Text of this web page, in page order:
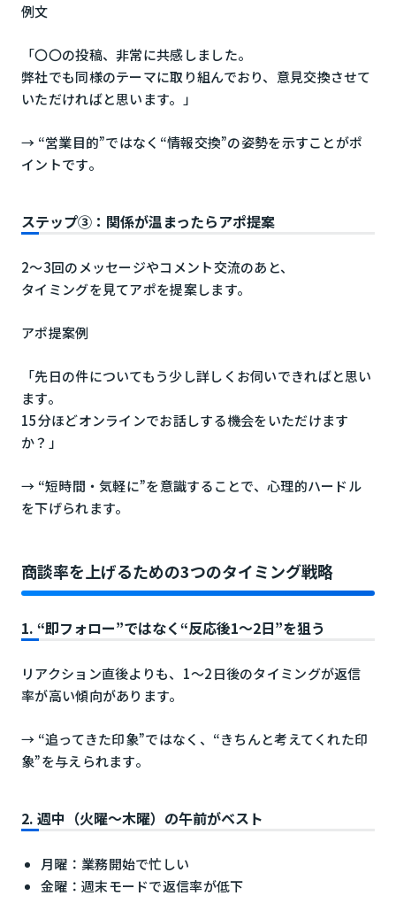
例文
「〇〇の投稿、非常に共感しました。
弊社でも同様のテーマに取り組んでおり、意見交換させて
いただければと思います。」
→ “営業目的”ではなく“情報交換”の姿勢を示すことがポ
イントです。
ステップ③：関係が温まったらアポ提案
2〜3回のメッセージやコメント交流のあと、
タイミングを見てアポを提案します。
アポ提案例
「先日の件についてもう少し詳しくお伺いできればと思い
ます。
15分ほどオンラインでお話しする機会をいただけます
か？」
→ “短時間・気軽に”を意識することで、心理的ハードル
を下げられます。
商談率を上げるための3つのタイミング戦略
1. “即フォロー”ではなく“反応後1〜2日”を狙う
リアクション直後よりも、1〜2日後のタイミングが返信
率が高い傾向があります。
→ “追ってきた印象”ではなく、“きちんと考えてくれた印
象”を与えられます。
2. 週中（火曜〜木曜）の午前がベスト
月曜：業務開始で忙しい
金曜：週末モードで返信率が低下